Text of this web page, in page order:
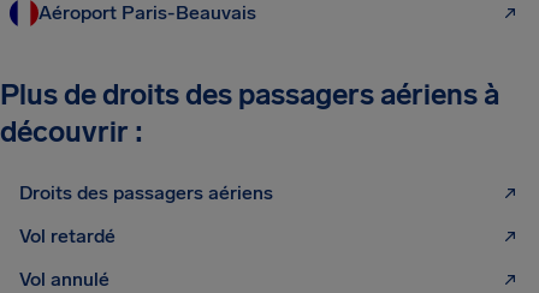
Aéroport Paris-Beauvais
Plus de droits des passagers aériens à
découvrir :
Droits des passagers aériens
Vol retardé
Vol annulé